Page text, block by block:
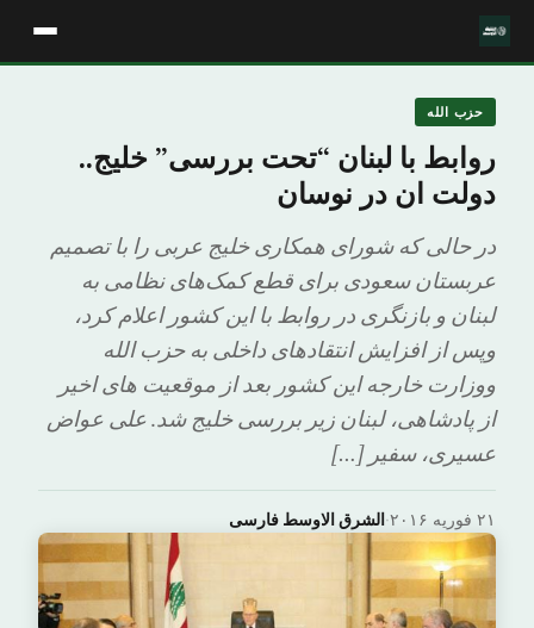
حزب الله
روابط با لبنان “تحت بررسی” خلیج..
دولت ان در نوسان
در حالی که شورای همکاری خلیج عربی را با تصمیم
عربستان سعودی برای قطع کمک‌های نظامی به
لبنان و بازنگری در روابط با این کشور اعلام کرد،
وپس از افزایش انتقادهای داخلی به حزب الله
ووزارت خارجه این کشور بعد از موقعیت های اخیر
از پادشاهی، لبنان زیر بررسی خلیج شد. علی عواض
عسیری، سفیر […]
الشرق الاوسط فارسی· ۲۱ فوریه ۲۰۱۶